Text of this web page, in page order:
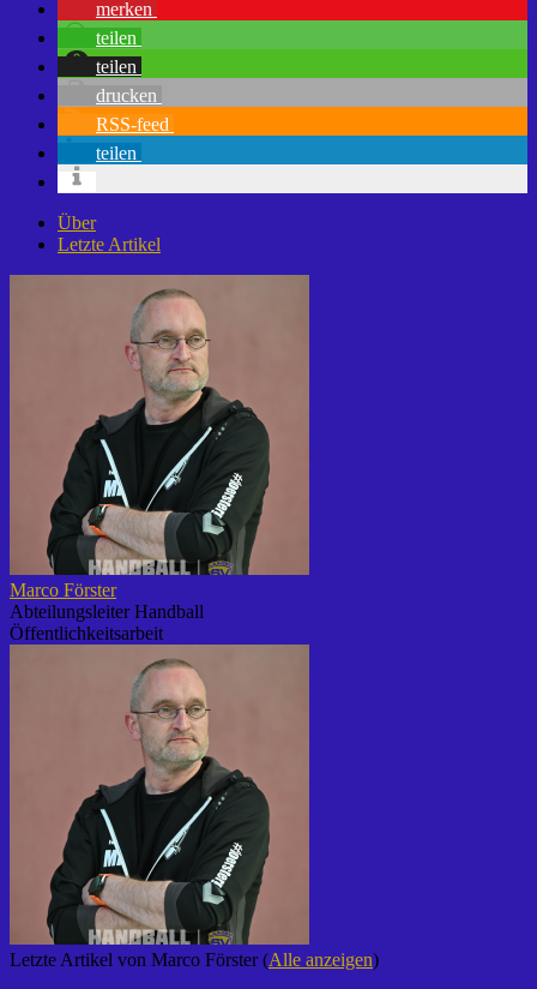
merken
teilen
teilen
drucken
RSS-feed
teilen
Über
Letzte Artikel
Marco Förster
Abteilungsleiter Handball
Öffentlichkeitsarbeit
Letzte Artikel von Marco Förster(Alle anzeigen)